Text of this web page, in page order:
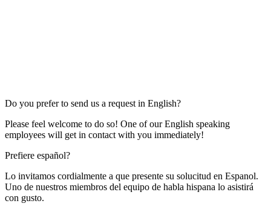
Do you prefer to send us a request in English?
Please feel welcome to do so! One of our English speaking
employees will get in contact with you immediately!
Prefiere español?
Lo invitamos cordialmente a que presente su solucitud en Espanol.
Uno de nuestros miembros del equipo de habla hispana lo asistirá
con gusto.